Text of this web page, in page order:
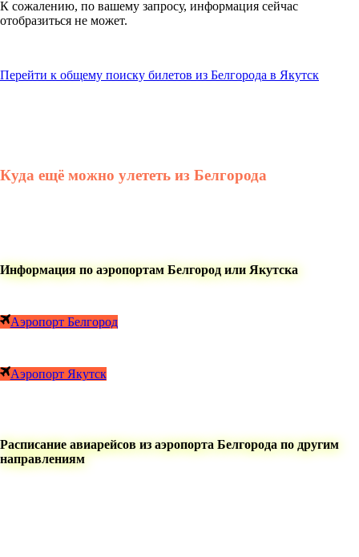
К сожалению, по вашему запросу, информация сейчас
отобразиться не может.
Перейти к общему поиску билетов из Белгорода в Якутск
Куда ещё можно улететь из Белгорода
Информация по аэропортам Белгород или Якутска
Аэропорт Белгород
Аэропорт Якутск
Расписание авиарейсов из аэропорта Белгорода по другим
направлениям